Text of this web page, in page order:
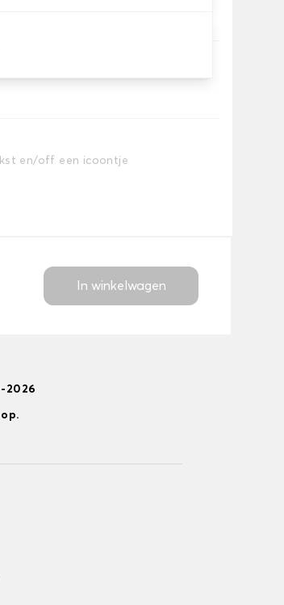
en/off een icoontje
In winkelwagen
2026